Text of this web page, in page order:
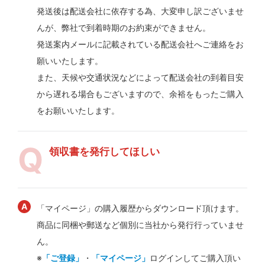
発送後は配送会社に依存する為、大変申し訳ございませ
んが、弊社で到着時期のお約束ができません。
発送案内メールに記載されている配送会社へご連絡をお
願いいたします。
また、天候や交通状況などによって配送会社の到着目安
から遅れる場合もございますので、余裕をもったご購入
をお願いいたします。
領収書を発行してほしい
「マイページ」の購入履歴からダウンロード頂けます。
商品に同梱や郵送など個別に当社から発行行っていませ
ん。
※ 「ご登録」 ・ 「マイページ」 ログインしてご購入頂い